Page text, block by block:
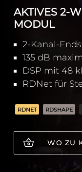
AKTIVES 2-
MODUL
2-Kanal-
135 dB
DSP mit 48
RDNet für
RDNET RDSHAPE
WO ZU